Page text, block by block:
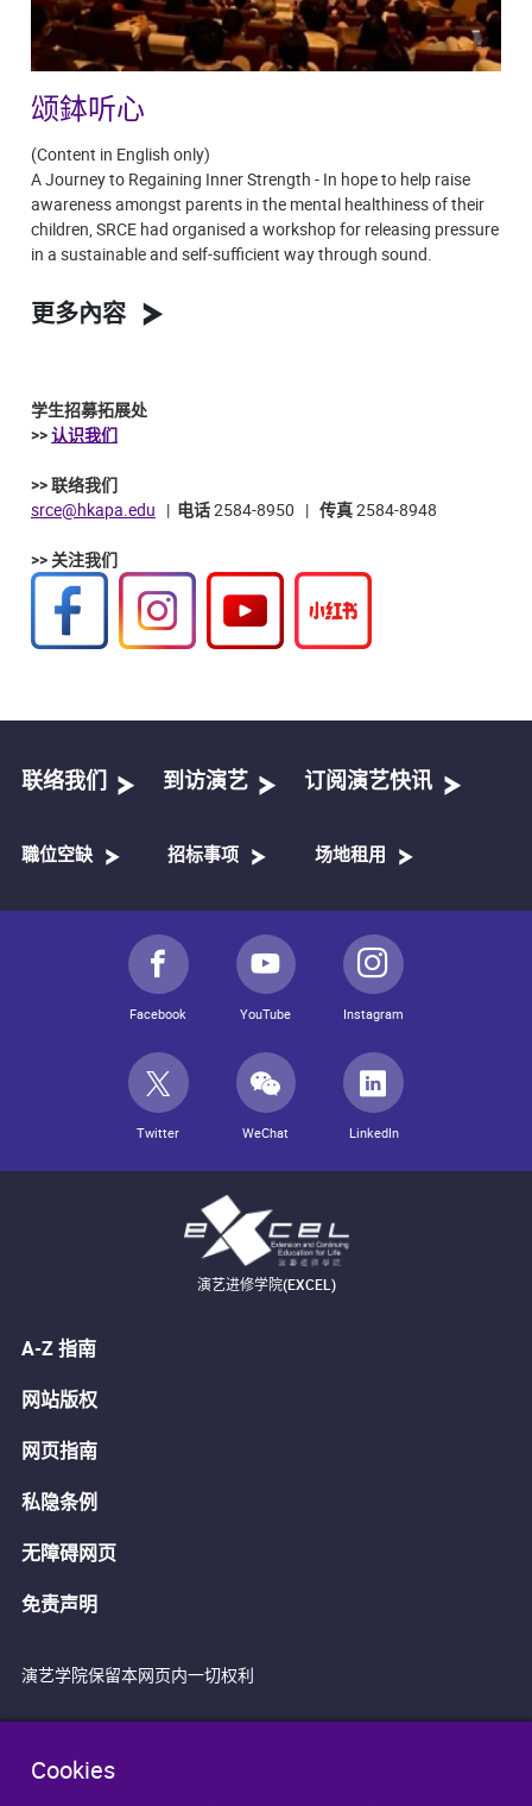
Cookies
颂鉢听心
(Content in English only)
A Journey to Regaining Inner Strength - In hope to help raise
awareness amongst parents in the mental healthiness of their
children, SRCE had organised a workshop for releasing pressure
in a sustainable and self-sufficient way through sound.
更多內容
学生招募拓展处
>>认识我们
>> 联络我们
srce@hkapa.edu | 电话2584-8950 | 传真2584-8948
>> 关注我们
联络我们 到访演艺 订阅演艺快讯
職位空缺 招标事项 场地租用
Facebook YouTube Instagram
Twitter WeChat LinkedIn
演艺进修学院(EXCEL)
A-Z 指南
网站版权
网页指南
私隐条例
无障碍网页
免责声明
演艺学院保留本网页内一切权利